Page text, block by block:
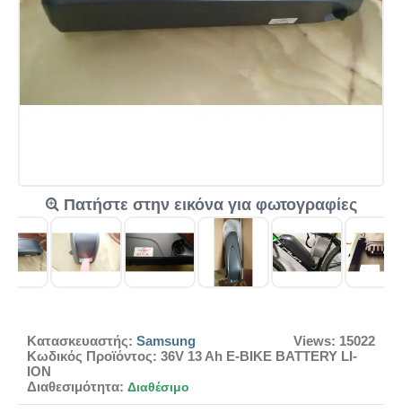
Πατήστε στην εικόνα για φωτογραφίες
Views: 15022
Κατασκευαστής: Samsung
Κωδικός Προϊόντος: 36V 13 Ah E-BIKE BATTERY LI-
ION
Διαθεσιμότητα: Διαθέσιμο